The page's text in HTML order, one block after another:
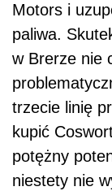
Motors i
paliwa.
w Brerze nie
trzecie linię
kupić
potężny
niestety nie